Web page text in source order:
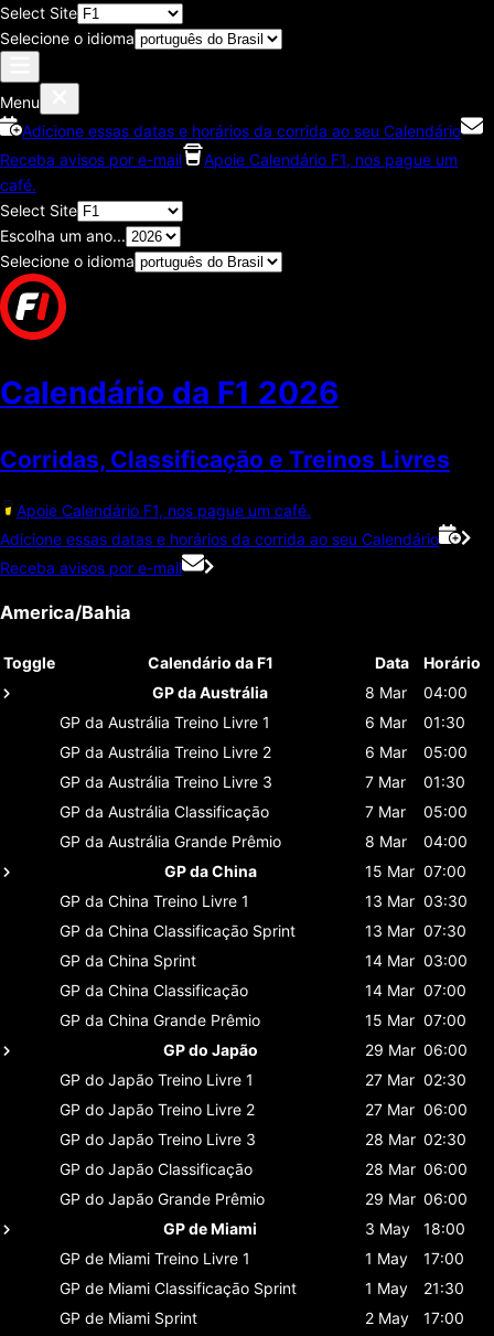
Select Site
Selecione o idioma
Menu
Adicione essas datas e horários da corrida ao seu Calendário
Receba avisos por e-mail
Apoie Calendário F1, nos pague um
café.
Select Site
Escolha um ano...
Selecione o idioma
Calendário da F1 2026
Corridas, Classificaçāo e Treinos Livres
Apoie Calendário F1, nos pague um café.
Adicione essas datas e horários da corrida ao seu Calendário
Receba avisos por e-mail
America/Bahia
Toggle Calendário da F1 Data
Horário
GP da Austrália
8 Mar
04:00
GP da Austrália Treino Livre 1 6 Mar
01:30
GP da Austrália Treino Livre 2 6 Mar
05:00
GP da Austrália Treino Livre 3 7 Mar
01:30
GP da Austrália Classificaçāo 7 Mar
05:00
GP da Austrália Grande Prêmio 8 Mar
04:00
GP da China
15 Mar 07:00
GP da China Treino Livre 1 13 Mar 03:30
GP da China Classificaçāo Sprint 13 Mar 07:30
GP da China Sprint 14 Mar 03:00
GP da China Classificaçāo 14 Mar 07:00
GP da China Grande Prêmio 15 Mar 07:00
GP do Japão
29 Mar 06:00
GP do Japão Treino Livre 1 27 Mar 02:30
GP do Japão Treino Livre 2 27 Mar 06:00
GP do Japão Treino Livre 3 28 Mar 02:30
GP do Japão Classificaçāo 28 Mar 06:00
GP do Japão Grande Prêmio 29 Mar 06:00
GP de Miami
3 May
18:00
GP de Miami Treino Livre 1 1 May
17:00
GP de Miami Classificaçāo Sprint 1 May
21:30
GP de Miami Sprint 2 May
17:00